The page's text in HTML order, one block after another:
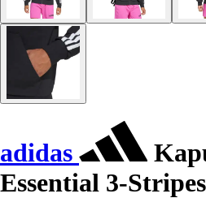
adidas
Essential 3-Stripes